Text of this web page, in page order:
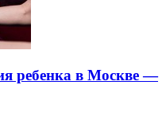
ребенка в Москве —